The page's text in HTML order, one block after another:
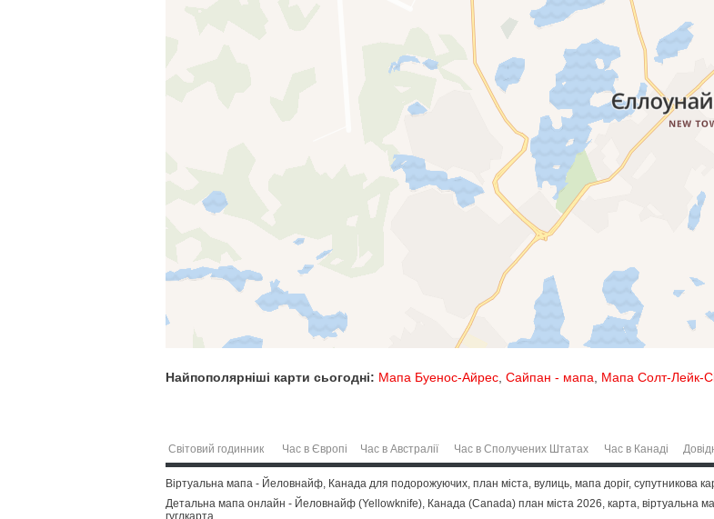
Найпополярніші карти сьогодні: Мапа Буенос-Айрес Сайпан - мапа Мапа Солт-Лейк-
Світовий годинник Час в Європі Час в Австралії Час в Сполучених Штатах Час в Канаді
Віртуальна мапа - Йеловнайф, Канада для подорожуючих, план міста, вулиць, мапа доріг, супутникова
Детальна мапа онлайн - Йеловнайф (Yellowknife), Канада (Canada) план міста 2026, карта, віртуальна
гуглкарта.